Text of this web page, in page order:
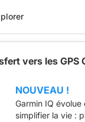
vers les GPS
NOUVEAU !
Garmin IQ
simplifier la vie :